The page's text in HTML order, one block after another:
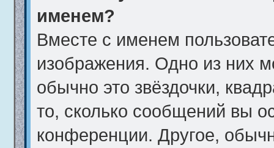
именем?
Вместе с именем
изображения. Одно из них
обычно это звёздочки,
то, сколько сообщений вы
конференции. Другое,